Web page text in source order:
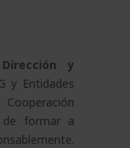
y
y Entidades
de formar a